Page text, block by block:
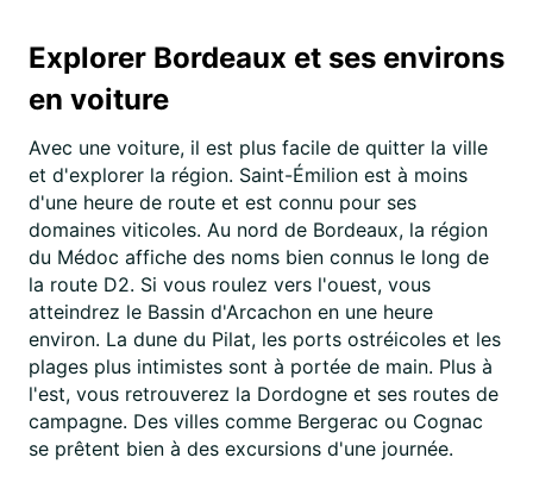
Explorer Bordeaux et ses environs
en voiture
Avec une voiture, il est plus facile de quitter la ville
et d'explorer la région. Saint-Émilion est à moins
d'une heure de route et est connu pour ses
domaines viticoles. Au nord de Bordeaux, la région
du Médoc affiche des noms bien connus le long de
la route D2. Si vous roulez vers l'ouest, vous
atteindrez le Bassin d'Arcachon en une heure
environ. La dune du Pilat, les ports ostréicoles et les
plages plus intimistes sont à portée de main. Plus à
l'est, vous retrouverez la Dordogne et ses routes de
campagne. Des villes comme Bergerac ou Cognac
se prêtent bien à des excursions d'une journée.